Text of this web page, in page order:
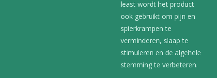
least wordt het product
ook gebruikt om pijn en
spierkrampen te
verminderen, slaap te
stimuleren en de algehele
stemming te verbeteren.